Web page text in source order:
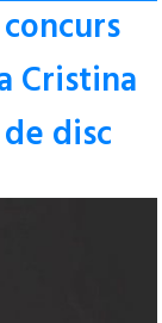
Cristina
disc